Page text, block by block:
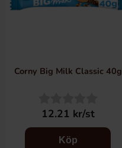
Corny Big Milk Classic 40g
12.21 kr/st
Köp